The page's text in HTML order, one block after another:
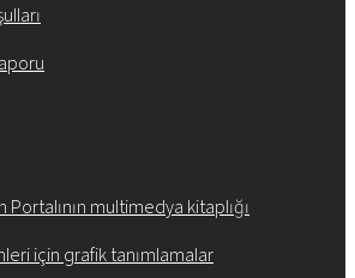
Portalının multimedya kitaplığı
için grafik tanımlamalar